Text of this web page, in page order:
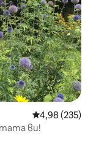
Средна
4,98 (235)
ви!